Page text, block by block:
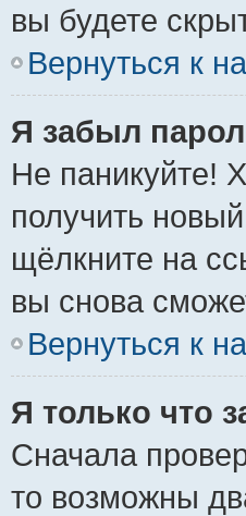
вы будете
Вернуться к
Я забыл
Не паникуйте!
получить
щёлкните на
вы снова
Вернуться к
Я только что
Сначала
то возможны